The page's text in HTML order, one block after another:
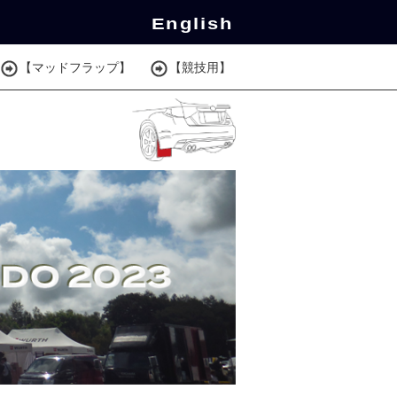
English
【マッドフラップ】 【競技用】